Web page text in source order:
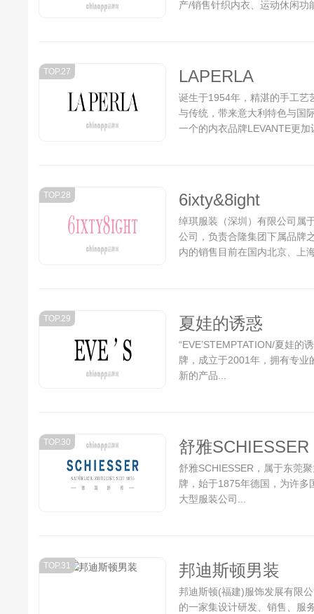
产/销售针织内衣、运动休闲
TOP.27 LAPERLA
诞生于1954年，精湛的手工艺
与传统，带来意大利特色与国
一个的内衣品牌LEVANTE更
TOP.28 6ixty&8ight
绰琪服装（深圳）有限公司属
公司，负责合隆集团下属品牌
内的销售目前在国内北京、上
TOP.29 夏娃的诱惑
“EVE’STEMPTATION/夏娃
牌，成立于2001年，拥有专业
新的产品...
TOP.30 舒雅SCHIESSER
舒雅SCHIESSER，属于东莞
牌，始于1875年德国，为许多
大型服装公司...
TOP.31 邦迪斯顿男装
邦迪斯顿(福建)服饰发展有限
的一家集设计研发、销售、服